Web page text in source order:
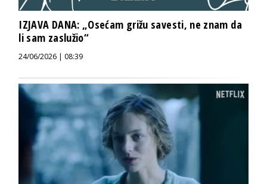
IZJAVA DANA: „Osećam grižu savesti, ne znam da
li sam zaslužio“
24/06/2026 | 08:39